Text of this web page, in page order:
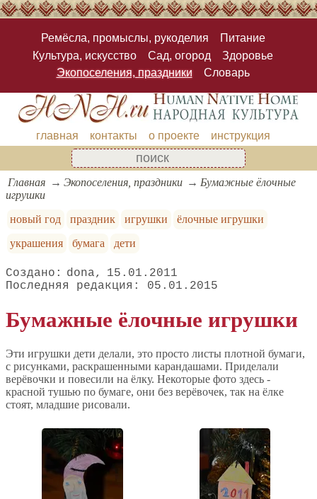
Ремёсла, промыслы, рукоделия
Питание
Культура, искусство
Сад, огород
Здоровье
Экопоселения, праздники
Словарь
главная контакты о проекте инструкция
Главная Экопоселения, праздники
Бумажные ёлочные
игрушки
новый год
праздник игрушки
ёлочные игрушки
украшения
бумага дети
dona
15.01.2011
05.01.2015
Бумажные ёлочные игрушки
Эти игрушки дети делали, это просто листы плотной бумаги,
с рисунками, раскрашенными карандашами. Приделали
верёвочки и повесили на ёлку. Некоторые фото здесь -
красной тушью по бумаге, они без верёвочек, так на ёлке
стоят, младшие рисовали.